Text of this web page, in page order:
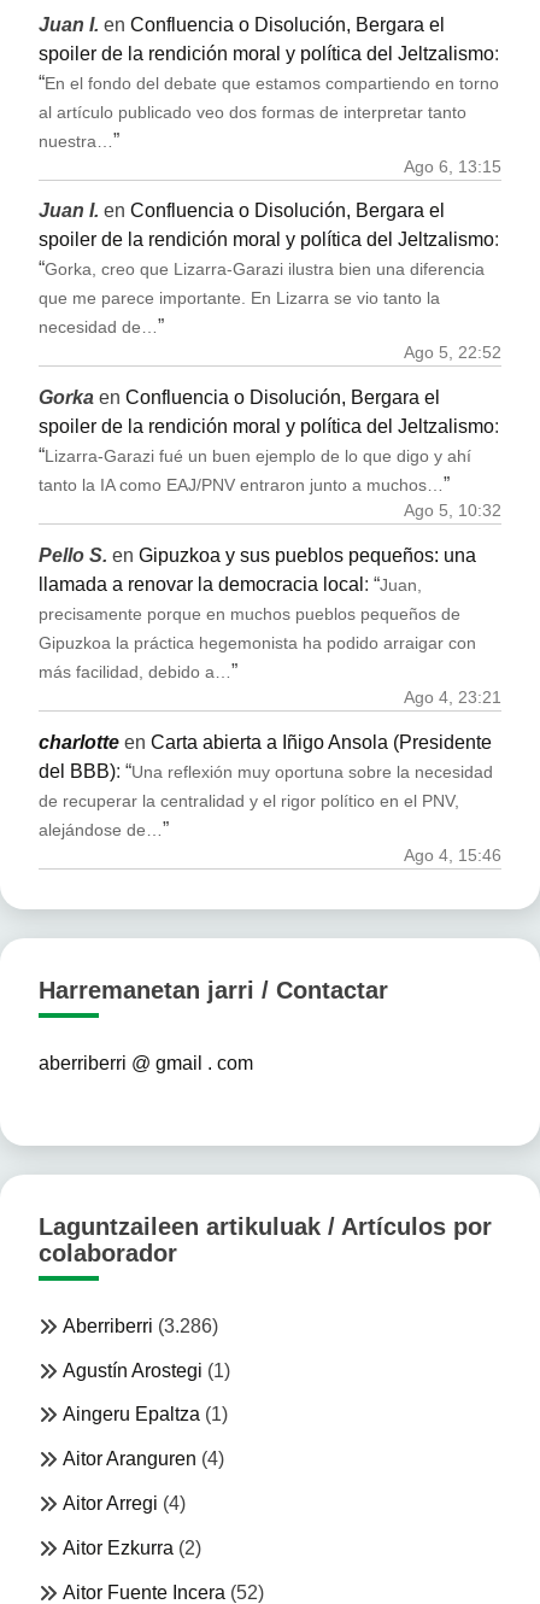
Juan I. en Confluencia o Disolución, Bergara el
spoiler de la rendición moral y política del Jeltzalismo:
“En el fondo del debate que estamos compartiendo en torno
al artículo publicado veo dos formas de interpretar tanto
nuestra… ”
Ago 6, 13:15
Juan I. en Confluencia o Disolución, Bergara el
spoiler de la rendición moral y política del Jeltzalismo:
“Gorka, creo que Lizarra-Garazi ilustra bien una diferencia
que me parece importante. En Lizarra se vio tanto la
necesidad de…”
Ago 5, 22:52
Gorka en Confluencia o Disolución, Bergara el
spoiler de la rendición moral y política del Jeltzalismo:
“Lizarra-Garazi fué un buen ejemplo de lo que digo y ahí
tanto la IA como EAJ/PNV entraron junto a muchos…”
Ago 5, 10:32
Pello S. en Gipuzkoa y sus pueblos pequeños: una
llamada a renovar la democracia local : “Juan,
precisamente porque en muchos pueblos pequeños de
Gipuzkoa la práctica hegemonista ha podido arraigar con
más facilidad, debido a…”
Ago 4, 23:21
charlotte en Carta abierta a Iñigo Ansola (Presidente
del BBB): “Una reflexión muy oportuna sobre la necesidad
de recuperar la centralidad y el rigor político en el PNV,
alejándose de… ”
Ago 4, 15:46
Harremanetan jarri / Contactar
aberriberri @ gmail . com
Laguntzaileen artikuluak / Artículos por
colaborador
Aberriberri (3.286)
Agustín Arostegi (1)
Aingeru Epaltza (1)
Aitor Aranguren (4)
Aitor Arregi (4)
Aitor Ezkurra (2)
Aitor Fuente Incera (52)